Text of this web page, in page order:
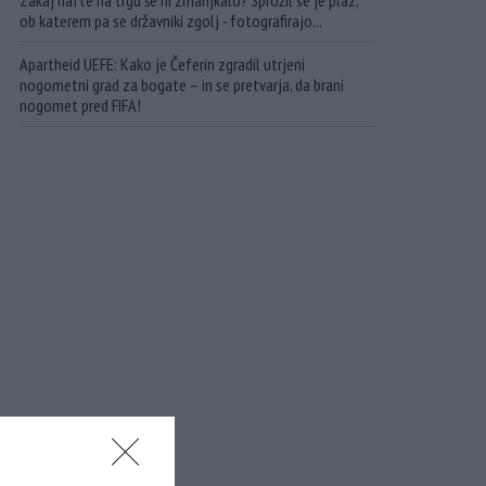
ob katerem pa se državniki zgolj - fotografirajo...
Apartheid UEFE: Kako je Čeferin zgradil utrjeni
nogometni grad za bogate – in se pretvarja, da brani
nogomet pred FIFA!